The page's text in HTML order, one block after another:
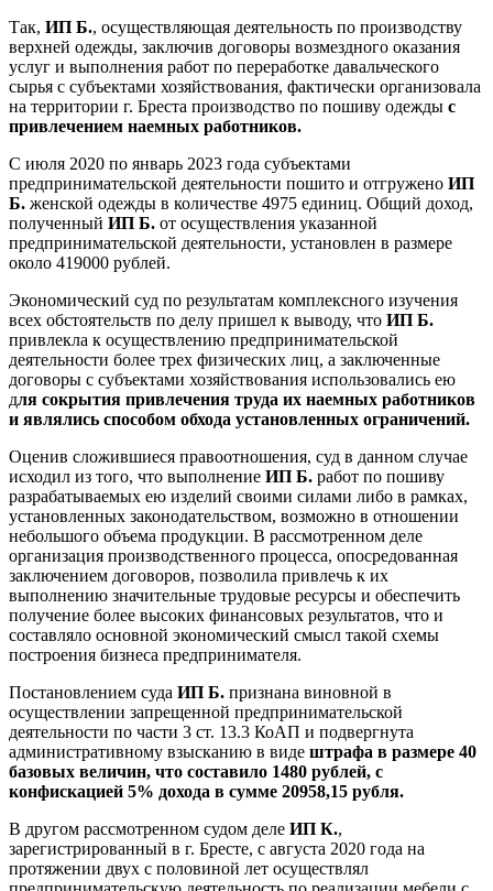
Так, ИП Б., осуществляющая деятельность по производству
верхней одежды, заключив договоры возмездного оказания
услуг и выполнения работ по переработке давальческого
сырья с субъектами хозяйствования, фактически организовала
на территории г. Бреста производство по пошиву одежды с
привлечением наемных работников.
С июля 2020 по январь 2023 года субъектами
предпринимательской деятельности пошито и отгружено ИП
Б. женской одежды в количестве 4975 единиц. Общий доход,
полученный ИП Б. от осуществления указанной
предпринимательской деятельности, установлен в размере
около 419000 рублей.
Экономический суд по результатам комплексного изучения
всех обстоятельств по делу пришел к выводу, что ИП Б.
привлекла к осуществлению предпринимательской
деятельности более трех физических лиц, а заключенные
договоры с субъектами хозяйствования использовались ею
для сокрытия привлечения труда их наемных работников
и являлись способом обхода установленных ограничений.
Оценив сложившиеся правоотношения, суд в данном случае
исходил из того, что выполнение ИП Б. работ по пошиву
разрабатываемых ею изделий своими силами либо в рамках,
установленных законодательством, возможно в отношении
небольшого объема продукции. В рассмотренном деле
организация производственного процесса, опосредованная
заключением договоров, позволила привлечь к их
выполнению значительные трудовые ресурсы и обеспечить
получение более высоких финансовых результатов, что и
составляло основной экономический смысл такой схемы
построения бизнеса предпринимателя.
Постановлением суда ИП Б. признана виновной в
осуществлении запрещенной предпринимательской
деятельности по части 3 ст. 13.3 КоАП и подвергнута
административному взысканию в виде штрафа в размере 40
базовых величин, что составило 1480 рублей, с
конфискацией 5% дохода в сумме 20958,15 рубля.
В другом рассмотренном судом деле ИП К.,
зарегистрированный в г. Бресте, с августа 2020 года на
протяжении двух с половиной лет осуществлял